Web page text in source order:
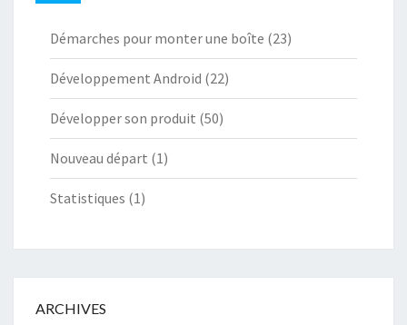
Démarches pour monter une boîte (23)
Développement Android (22)
Développer son produit (50)
Nouveau départ (1)
Statistiques (1)
ARCHIVES